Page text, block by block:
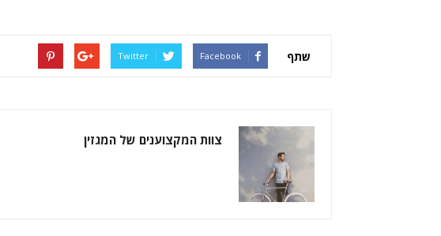
שתף Facebook
Twitter
צוות המקצוענים של המגזין